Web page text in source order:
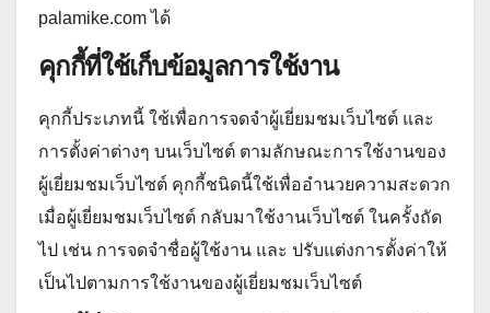
palamike.com ได้
คุกกี้ที่ใช้เก็บข้อมูลการใช้งาน
คุกกี้ประเภทนี้ ใช้เพื่อการจดจำผู้เยี่ยมชมเว็บไซต์ และ
การตั้งค่าต่างๆ บนเว็บไซต์ ตามลักษณะการใช้งานของ
ผู้เยี่ยมชมเว็บไซต์ คุกกี้ชนิดนี้ใช้เพื่ออำนวยความสะดวก
เมื่อผู้เยี่ยมชมเว็บไซต์ กลับมาใช้งานเว็บไซต์ ในครั้งถัด
ไป เช่น การจดจำชื่อผู้ใช้งาน และ ปรับแต่งการตั้งค่าให้
เป็นไปตามการใช้งานของผู้เยี่ยมชมเว็บไซต์